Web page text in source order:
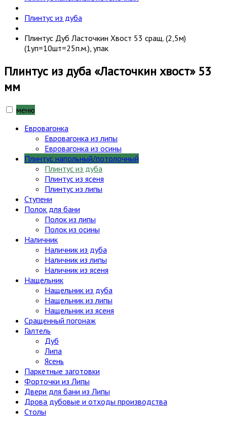
Плинтус из дуба
Плинтус Дуб Ласточкин Хвост 53 сращ. (2,5м)
(1уп=10шт=25п.м.), упак
Плинтус из дуба «Ласточкин хвост» 53
мм
меню
Евровагонка
Евровагонка из липы
Евровагонка из осины
Плинтус напольный/потолочный
Плинтус из дуба
Плинтус из ясеня
Плинтус из липы
Ступени
Полок для бани
Полок из липы
Полок из осины
Наличник
Наличник из дуба
Наличник из липы
Наличник из ясеня
Нащельник
Нащельник из дуба
Нащельник из липы
Нащельник из ясеня
Сращенный погонаж
Галтель
Дуб
Липа
Ясень
Паркетные заготовки
Форточки из Липы
Двери для бани из Липы
Дрова дубовые и отходы производства
Столы